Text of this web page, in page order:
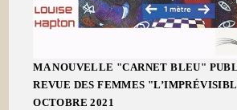
MA NOUVELLE "CARNET BLEU"
REVUE DES FEMMES
OCTOBRE 2021